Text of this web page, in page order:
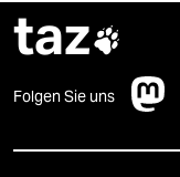
taz
Folgen Sie uns